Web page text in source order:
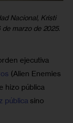
Nacional, Kristi
marzo de 2025.
ejecutiva
(Alien Enemies
hizo pública
pública sino